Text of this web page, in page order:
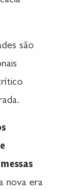
são
nova era